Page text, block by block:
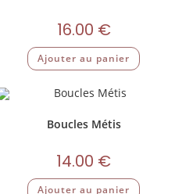
16.00 €
Ajouter au panier
Boucles Métis
14.00 €
Ajouter au panier